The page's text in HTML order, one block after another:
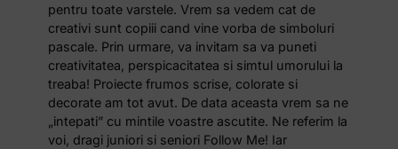
pentru toate varstele. Vrem sa vedem cat de
creativi sunt copiii cand vine vorba de simboluri
pascale. Prin urmare, va invitam sa va puneti
creativitatea, perspicacitatea si simtul umorului la
treaba! Proiecte frumos scrise, colorate si
decorate am tot avut. De data aceasta vrem sa ne
„intepati” cu mintile voastre ascutite. Ne referim la
voi, dragi juniori si seniori Follow Me! Iar